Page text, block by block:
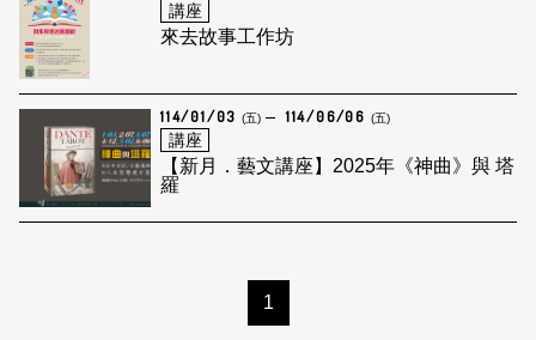
講座
來去故事工作坊
114/01/03 (五) 114/06/06 (五)
講座
【新月．藝文講座】2025年《神曲》與 塔
羅
1